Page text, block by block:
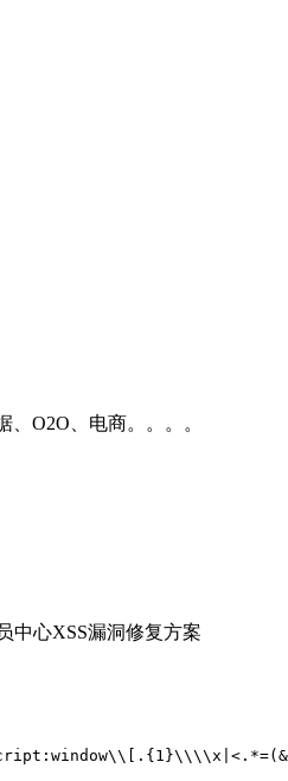
O2O、电商。。。。
中心XSS漏洞修复方案